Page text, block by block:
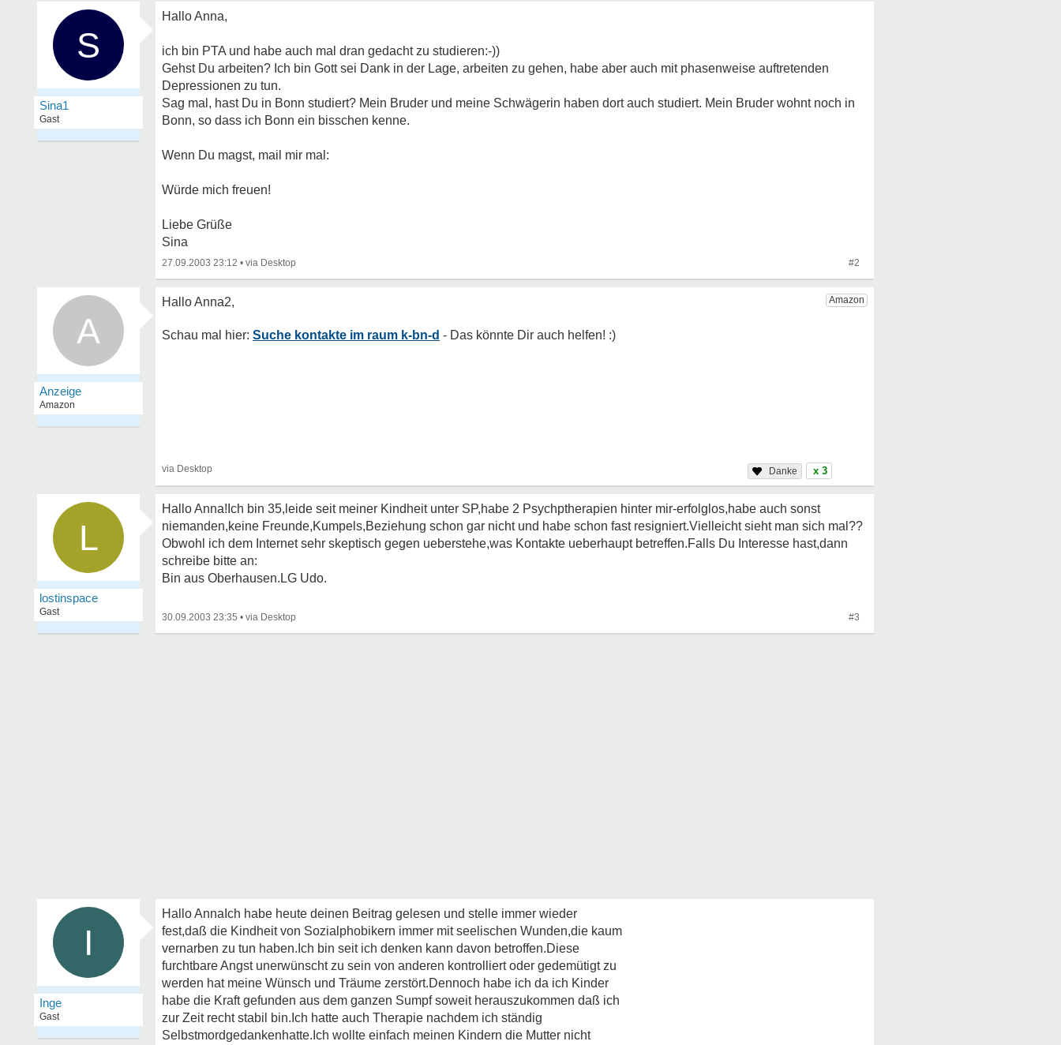
S
Sina1
Gast
Hallo Anna,
ich bin PTA und habe auch mal dran gedacht zu studieren:-))
Gehst Du arbeiten? Ich bin Gott sei Dank in der Lage, arbeiten zu gehen, habe aber auch mit phasenweise auftretenden
Depressionen zu tun.
Sag mal, hast Du in Bonn studiert? Mein Bruder und meine Schwägerin haben dort auch studiert. Mein Bruder wohnt noch in
Bonn, so dass ich Bonn ein bisschen kenne.
Wenn Du magst, mail mir mal:
Würde mich freuen!
Liebe Grüße
Sina
27.09.2003 23:12 • #2
A Suche kontakte im raum k-bn-d
x 3
L
lostinspace
Gast
Hallo Anna!Ich bin 35,leide seit meiner Kindheit unter SP,habe 2 Psychptherapien hinter mir-erfolglos,habe auch sonst
niemanden,keine Freunde,Kumpels,Beziehung schon gar nicht und habe schon fast resigniert.Vielleicht sieht man sich mal??
Obwohl ich dem Internet sehr skeptisch gegen ueberstehe,was Kontakte ueberhaupt betreffen.Falls Du Interesse hast,dann
schreibe bitte an:
Bin aus Oberhausen.LG Udo.
30.09.2003 23:35 • #3
I
Inge
Gast
Hallo AnnaIch habe heute deinen Beitrag gelesen und stelle immer wieder
fest,daß die Kindheit von Sozialphobikern immer mit seelischen Wunden,die kaum
vernarben zu tun haben.Ich bin seit ich denken kann davon betroffen.Diese
furchtbare Angst unerwünscht zu sein von anderen kontrolliert oder gedemütigt zu
werden hat meine Wünsch und Träume zerstört.Dennoch habe ich da ich Kinder
habe die Kraft gefunden aus dem ganzen Sumpf soweit herauszukommen daß ich
zur Zeit recht stabil bin.Ich hatte auch Therapie nachdem ich ständig
Selbstmordgedankenhatte.Ich wollte einfach meinen Kindern die Mutter nicht